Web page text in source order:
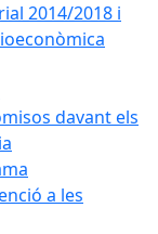
2014/2018 i
davant els
a les